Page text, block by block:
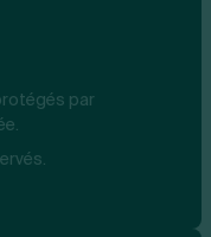
par